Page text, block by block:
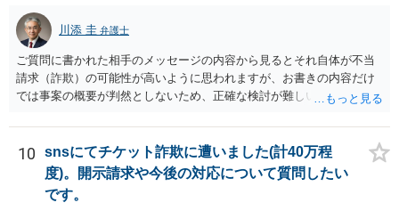
川添 圭 弁護士
ご質問に書かれた相手のメッセージの内容から見るとそれ自体が不当
請求（詐欺）の可能性が高いように思われますが、お書きの内容だけ
では事案の概要が判然としないため、正確な検討が難しいです。例え
画面を見て貰いながらアドバイスう受けた方が確実です。
10
snsにてチケット詐欺に遭いました(計40万程
度)。開示請求や今後の対応について質問したい
です。